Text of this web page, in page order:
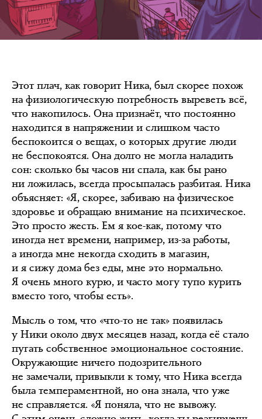
Этот плач, как говорит Ника, был скорее похож
на физиологическую потребность выреветь всё,
что накопилось. Она признаёт, что постоянно
находится в напряжении и слишком часто
беспокоится о вещах, о которых другие люди
не беспокоятся. Она долго не могла наладить
сон: сколько бы часов ни спала, как бы рано
ни ложилась, всегда просыпалась разбитая. Ника
объясняет: «Я, скорее, забиваю на физическое
здоровье и обращаю внимание на психическое.
Это просто жесть. Ем я кое-как, потому что
иногда нет времени, например, из-за работы,
а иногда мне некогда сходить в магазин,
и я сижу дома без еды, мне это нормально.
Я очень много курю, и часто могу тупо курить
вместо того, чтобы есть».
Мысль о том, что «что-то не так» появилась
у Ники около двух месяцев назад, когда её стало
пугать собственное эмоциональное состояние.
Окружающие ничего подозрительного
не замечали, привыкли к тому, что Ника всегда
была темпераментной, но она знала, что уже
не справляется. «Я поняла, что не вывожу.